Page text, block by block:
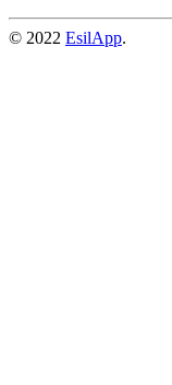
© 2022 EsilApp.